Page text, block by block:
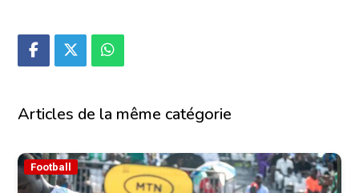
Articles de la même catégorie
Football